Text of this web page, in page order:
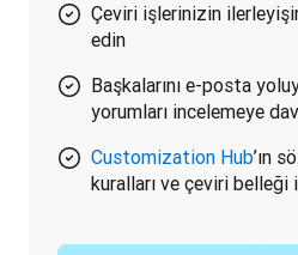
Çeviri işlerinizin
edin
Başkalarını e-posta
yorumları incelemeye
Customization Hub’ın
kuralları ve çeviri belleği